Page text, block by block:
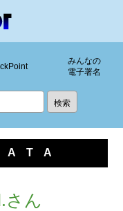
みんなの
電子署名
さん